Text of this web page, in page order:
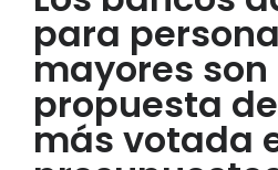
para
mayores son
propuesta
más votada